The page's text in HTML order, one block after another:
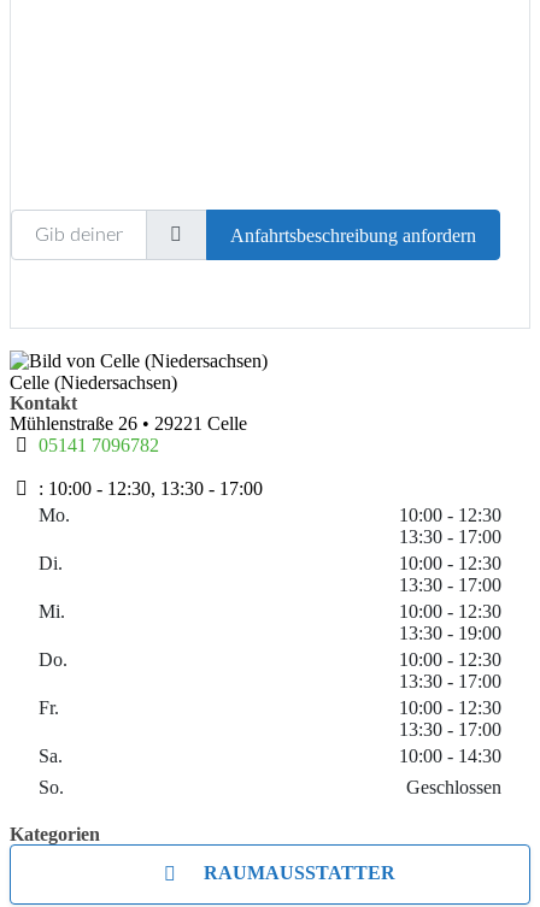
Gib deinen Standort ein.
Anfahrtsbeschreibung anfordern
Celle (Niedersachsen)
Kontakt
Mühlenstraße 26 • 29221 Celle
05141 7096782
: 10:00 - 12:30, 13:30 - 17:00
Mo.
10:00 - 12:30
13:30 - 17:00
Di.
10:00 - 12:30
13:30 - 17:00
Mi.
10:00 - 12:30
13:30 - 19:00
Do.
10:00 - 12:30
13:30 - 17:00
Fr.
10:00 - 12:30
13:30 - 17:00
Sa.
10:00 - 14:30
So.
Geschlossen
Kategorien
RAUMAUSSTATTER